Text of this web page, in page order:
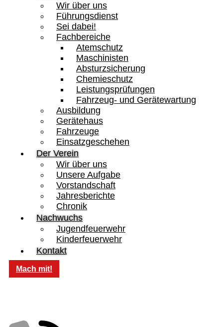
Wir über uns
Führungsdienst
Sei dabei!
Fachbereiche
Atemschutz
Maschinisten
Absturzsicherung
Chemieschutz
Leistungsprüfungen
Fahrzeug- und Gerätewartung
Ausbildung
Gerätehaus
Fahrzeuge
Einsatzgeschehen
Der Verein
Wir über uns
Unsere Aufgabe
Vorstandschaft
Jahresberichte
Chronik
Nachwuchs
Jugendfeuerwehr
Kinderfeuerwehr
Kontakt
Mach mit!